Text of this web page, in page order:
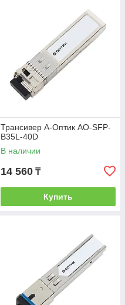
Трансивер А-Оптик AO-SFP-
B35L-40D
В наличии
14 560 ₸
Купить